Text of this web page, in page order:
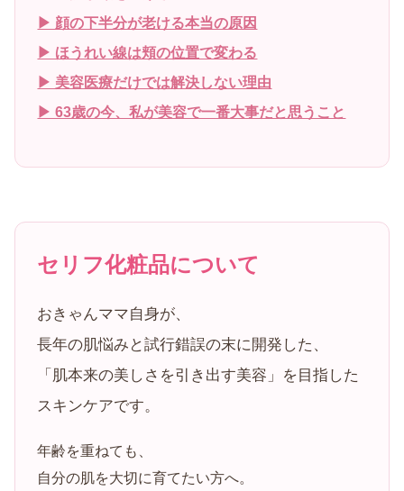
▶ 顔の下半分が老ける本当の原因
▶ ほうれい線は頬の位置で変わる
▶ 美容医療だけでは解決しない理由
▶ 63歳の今、私が美容で一番大事だと思うこと
セリフ化粧品について
おきゃんママ自身が、
長年の肌悩みと試行錯誤の末に開発した、
「肌本来の美しさを引き出す美容」を目指した
スキンケアです。
年齢を重ねても、
自分の肌を大切に育てたい方へ。